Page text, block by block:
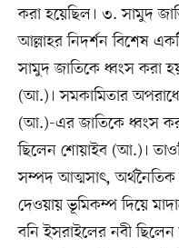
করা হয়েছিল। ৩. সামুদ
আল্লাহর নিদর্শন বিশেষ
সামুদ জাতিকে ধ্বংস করা
(আ.)। সমকামিতার অপরাধে
(আ.)-এর জাতিকে ধ্বংস
ছিলেন শোয়াইব (আ.)।
সম্পদ আত্মসাৎ,
দেওয়ায় ভূমিকম্প দিয়ে
বনি ইসরাইলের নবী